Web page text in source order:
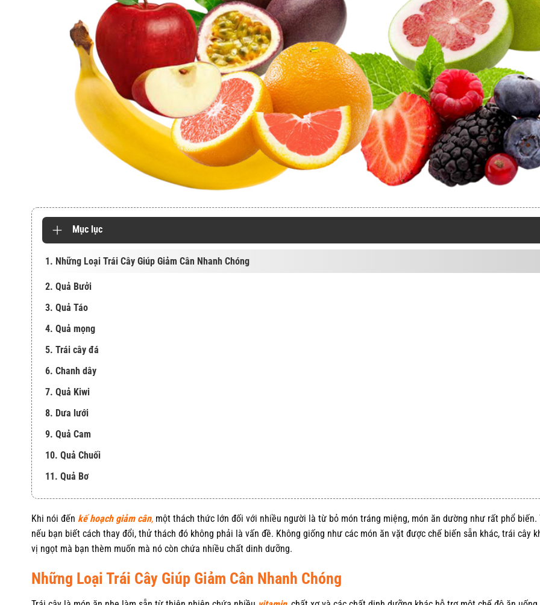
Mục lục
1. Những Loại Trái Cây Giúp Giảm Cân Nhanh Chóng
2. Quả Bưởi
3. Quả Táo
4. Quả mọng
5. Trái cây đá
6. Chanh dây
7. Quả Kiwi
8. Dưa lưới
9. Quả Cam
10. Quả Chuối
11. Quả Bơ
Khi nói đến kế hoạch giảm cân, một thách thức lớn đối với nhiều người là từ bỏ món tráng miệng, món ăn dường như rất phổ biến.
nếu bạn biết cách thay đổi, thử thách đó không phải là vấn đề. Không giống như các món ăn vặt được chế biến sẵn khác, trái cây
vị ngọt mà bạn thèm muốn mà nó còn chứa nhiều chất dinh dưỡng.
Những Loại Trái Cây Giúp Giảm Cân Nhanh Chóng